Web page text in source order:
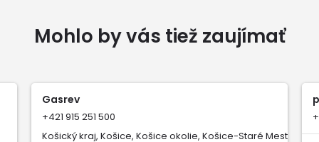
Mohlo by vás tiež zaujímať
Gasrev
+421 915 251 500
Košický kraj, Košice, Košice okolie, Košice-Staré Mesto